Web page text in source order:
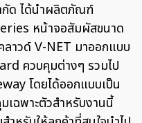
กัด ได้นำผลิตภัณฑ์
หน้าจอสัมผัสขนาด
ลาวด์ V-NET มาออกแบบ
ควบคุมต่างๆ รวมไป
โดยได้ออกแบบเป็น
ฉพาะตัวสำหรับงานนี้